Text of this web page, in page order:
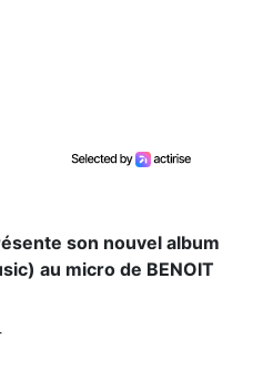
son nouvel album
au micro de BENOIT